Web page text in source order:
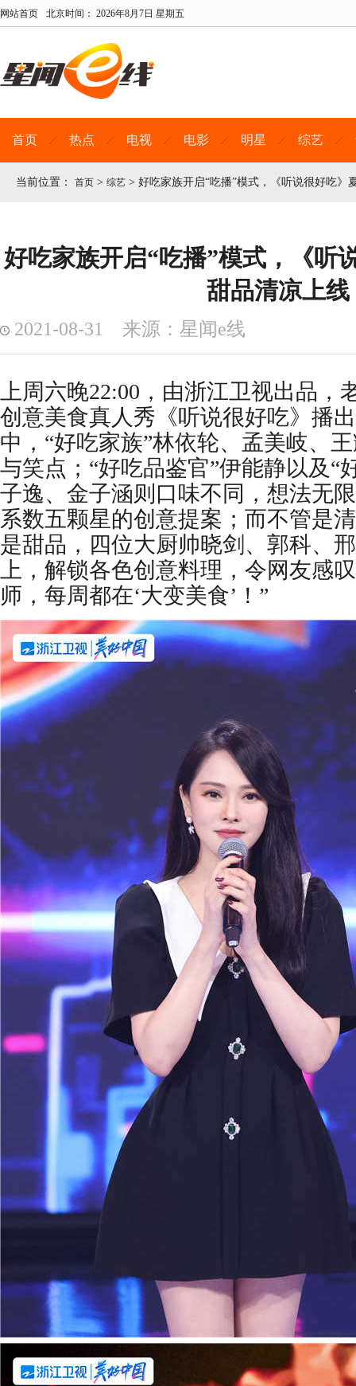
网站首页 北京时间： 2026年8月7日 星期五
首页 热点 电视 电影 明星 综艺
当前位置： 首页 > 综艺 > 好吃家族开启“吃播”模式，《听说很好吃》
好吃家族开启“吃播”模式，《听
甜品清凉上线
2021-08-31 来源：星闻e线
上周六晚22:00，由浙江卫视出品，
创意美食真人秀《听说很好吃》播
中，“好吃家族”林依轮、孟美岐、
与笑点；“好吃品鉴官”伊能静以及“
子逸、金子涵则口味不同，想法无
系数五颗星的创意提案；而不管是
是甜品，四位大厨帅晓剑、郭科、
上，解锁各色创意料理，令网友感
师，每周都在‘大变美食’！”